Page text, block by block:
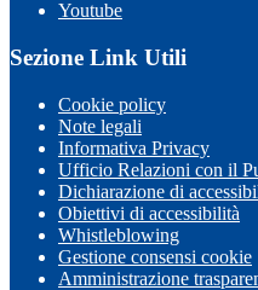
Youtube
Sezione Link Utili
Cookie policy
Note legali
Informativa Privacy
Ufficio Relazioni con il
Dichiarazione di
Obiettivi di accessibilità
Whistleblowing
Gestione consensi cookie
Amministrazione